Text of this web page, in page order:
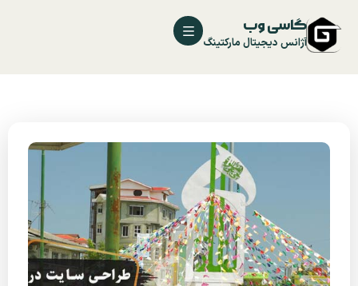
گاسی وب
آژانس دیجیتال مارکتینگ